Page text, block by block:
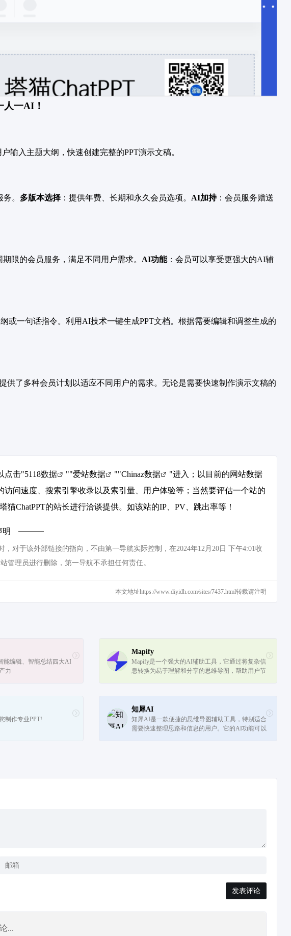
一AI！
输入主题大纲，快速创建完整的PPT演示文稿。
。 多版本选择 ：提供年费、长期和永久会员选项。 AI加持：会员服务赠送
期限的会员服务，满足不同用户需求。 AI功能：会员可以享受更强大的AI辅
或一句话指令。利用AI技术一键生成PPT文档。根据需要编辑和调整生成的
供了多种会员计划以适应不同用户的需求。无论是需要快速制作演示文稿的
点击"5118数据 ""爱站数据 ""Chinaz数据
"进入；以目前的网站数据
问速度、搜索引擎收录以及索引量、用户体验等；当然要评估一个站的
ChatPPT的站长进行洽谈提供。如该站的IP、PV、跳出率等！
明
对于该外部链接的指向，不由第一导航实际控制，在2024年12月20日 下午4:01收
管理员进行删除，第一导航不承担任何责任。
本文地址https://www.diyidh.com/sites/7437.html转载请注明
能编辑、智能总结四大AI
力
Mapify
Mapify是一个强大的AI辅助工具，它通过将复杂信
息转换为易于理解和分享的思维导图，帮助用户节
制作专业PPT!
知犀AI
知犀AI是一款便捷的思维导图辅助工具，特别适合
需要快速整理思路和信息的用户。它的AI功能可以
发表评论
...